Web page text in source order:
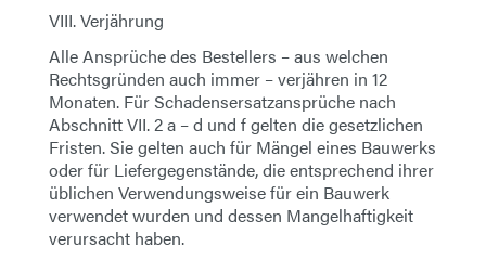
VIII. Verjährung
Alle Ansprüche des Bestellers – aus welchen
Rechtsgründen auch immer – verjähren in 12
Monaten. Für Schadensersatzansprüche nach
Abschnitt VII. 2 a – d und f gelten die gesetzlichen
Fristen. Sie gelten auch für Mängel eines Bauwerks
oder für Liefergegenstände, die entsprechend ihrer
üblichen Verwendungsweise für ein Bauwerk
verwendet wurden und dessen Mangelhaftigkeit
verursacht haben.